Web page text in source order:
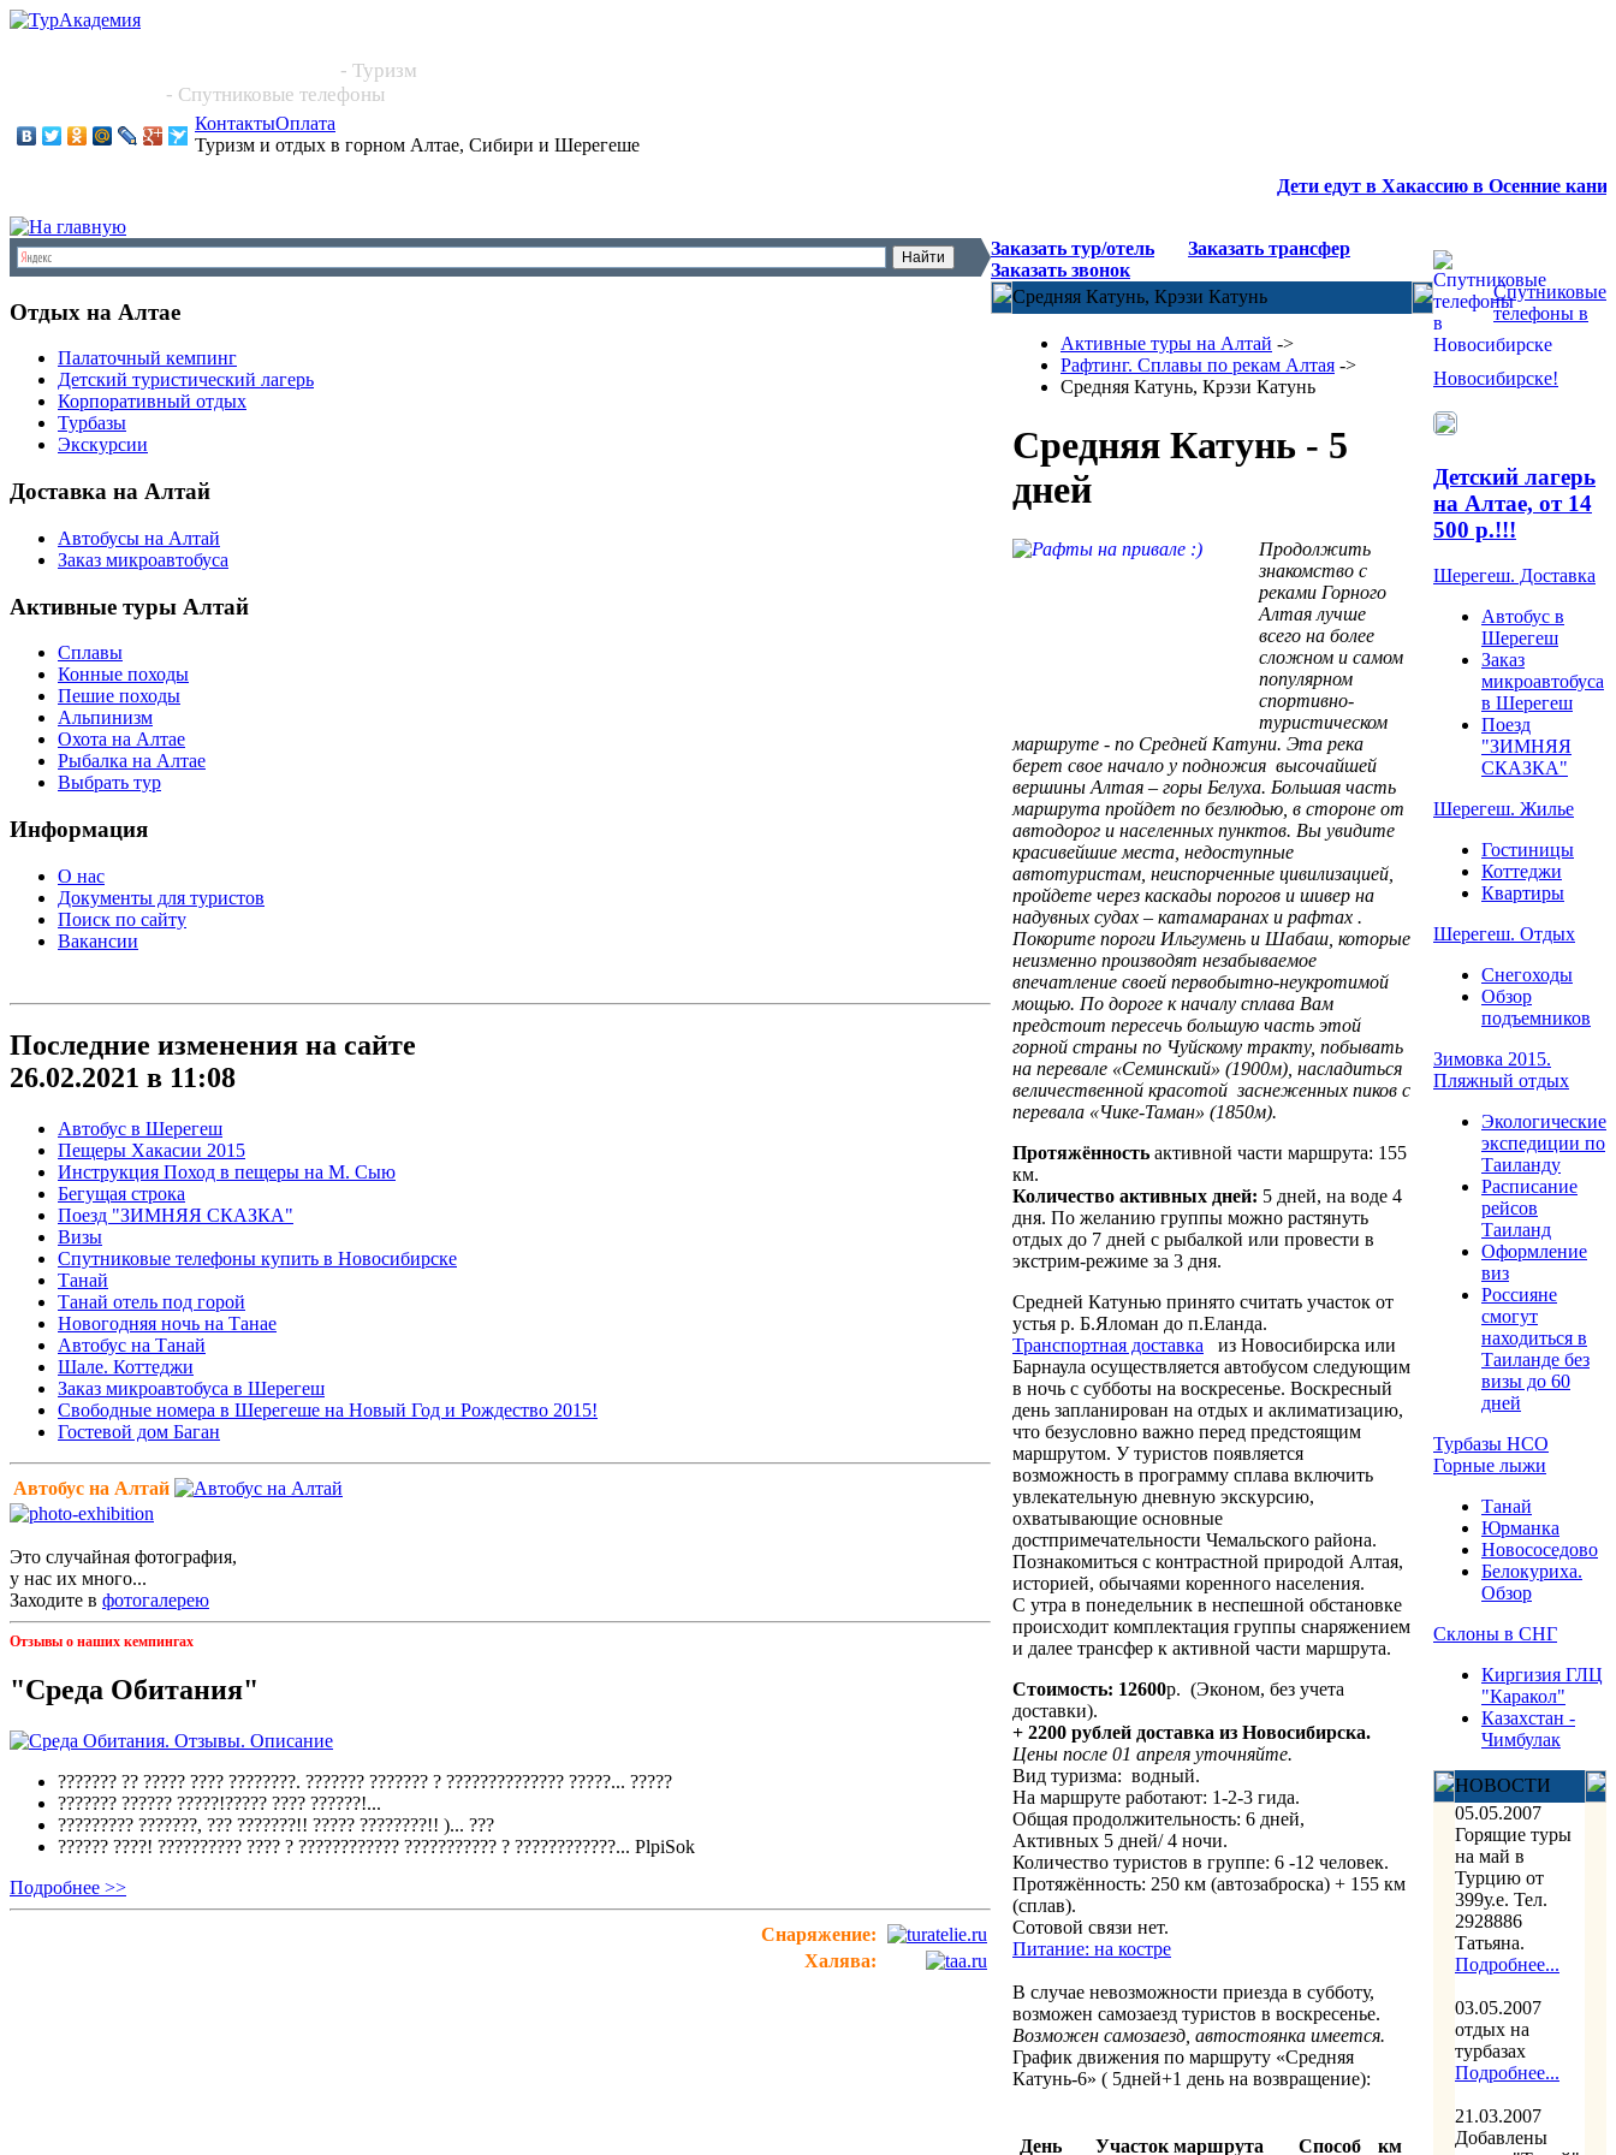
- Туризм
- Спутниковые телефоны
КонтактыОплата
Туризм и отдых в горном Алтае, Сибири и Шерегеше
Дети едут в Хакассию в Осенние
Отдых на Алтае
Палаточный кемпинг
Детский туристический лагерь
Корпоративный отдых
Турбазы
Экскурсии
Доставка на Алтай
Автобусы на Алтай
Заказ микроавтобуса
Активные туры Алтай
Сплавы
Конные походы
Пешие походы
Альпинизм
Охота на Алтае
Рыбалка на Алтае
Выбрать тур
Информация
О нас
Документы для туристов
Поиск по сайту
Вакансии
Последние изменения на сайте
26.02.2021 в 11:08
Автобус в Шерегеш
Пещеры Хакасии 2015
Инструкция Поход в пещеры на М. Сыю
Бегущая строка
Поезд "ЗИМНЯЯ СКАЗКА"
Визы
Спутниковые телефоны купить в Новосибирске
Танай
Танай отель под горой
Новогодняя ночь на Танае
Автобус на Танай
Шале. Коттеджи
Заказ микроавтобуса в Шерегеш
Свободные номера в Шерегеше на Новый Год и Рождество 2015!
Гостевой дом Баган
Автобус на Алтай
Это случайная фотография,
у нас их много...
Заходите в фотогалерею
Отзывы о наших кемпингах
"Среда Обитания"
??????? ?? ????? ???? ????????. ??????? ??????? ? ?????????????? ?????... ?????
??????? ?????? ?????!????? ???? ??????!...
????????? ???????, ??? ???????!! ????? ????????!! )... ???
?????? ????! ?????????? ???? ? ???????????? ??????????? ? ????????????... PlpiSok
Подробнее >>
Снаряжение:
Халява:
Заказать тур/отель
Заказать трансфер
Заказать звонок
Средняя Катунь, Крэзи Катунь
Активные туры на Алтай ->
Рафтинг. Сплавы по рекам Алтая ->
Средняя Катунь, Крэзи Катунь
Средняя Катунь - 5
дней
Продолжить
знакомство с
реками Горного
Алтая лучше
всего на более
сложном и самом
популярном
спортивно-
туристическом
маршруте - по Средней Катуни. Эта река
берет свое начало у подножия высочайшей
вершины Алтая – горы Белуха. Большая часть
маршрута пройдет по безлюдью, в стороне от
автодорог и населенных пунктов. Вы увидите
красивейшие места, недоступные
автотуристам, неиспорченные цивилизацией,
пройдете через каскады порогов и шивер на
надувных судах – катамаранах и рафтах .
Покорите пороги Ильгумень и Шабаш, которые
неизменно производят незабываемое
впечатление своей первобытно-неукротимой
мощью. По дороге к началу сплава Вам
предстоит пересечь большую часть этой
горной страны по Чуйскому тракту, побывать
на перевале «Семинский» (1900м), насладиться
величественной красотой заснеженных пиков с
перевала «Чике-Таман» (1850м).
Протяжённость активной части маршрута: 155
км.
Количество активных дней: 5 дней, на воде 4
дня. По желанию группы можно растянуть
отдых до 7 дней с рыбалкой или провести в
экстрим-режиме за 3 дня.
Средней Катунью принято считать участок от
устья р. Б.Яломан до п.Еланда.
Транспортная доставка из Новосибирска или
Барнаула осуществляется автобусом следующим
в ночь с субботы на воскресенье. Воскресный
день запланирован на отдых и аклиматизацию,
что безусловно важно перед предстоящим
маршрутом. У туристов появляется
возможность в программу сплава включить
увлекательную дневную экскурсию,
охватывающие основные
достпримечательности Чемальского района.
Познакомиться с контрастной природой Алтая,
историей, обычаями коренного населения.
С утра в понедельник в неспешной обстановке
происходит комплектация группы снаряжением
и далее трансфер к активной части маршрута.
Стоимость: 12600р. (Эконом, без учета
доставки).
+ 2200 рублей доставка из Новосибирска.
Цены после 01 апреля уточняйте.
Вид туризма: водный.
На маршруте работают: 1-2-3 гида.
Общая продолжительность: 6 дней,
Активных 5 дней/ 4 ночи.
Количество туристов в группе: 6 -12 человек.
Протяжённость: 250 км (автозаброска) + 155 км
(сплав).
Сотовой связи нет.
Питание: на костре
В случае невозможности приезда в субботу,
возможен самозаезд туристов в воскресенье.
Возможен самозаезд, автостоянка имеется.
График движения по маршруту «Средняя
Катунь-6» ( 5дней+1 день на возвращение):
День Участок маршрута Способ км
Спутниковые
телефоны в
Новосибирске!
Детский лагерь
на Алтае, от 14
500 р.!!!
Шерегеш. Доставка
Автобус в
Шерегеш
Заказ
микроавтобуса
в Шерегеш
Поезд
"ЗИМНЯЯ
СКАЗКА"
Шерегеш. Жилье
Гостиницы
Коттеджи
Квартиры
Шерегеш. Отдых
Снегоходы
Обзор
подъемников
Зимовка 2015.
Пляжный отдых
Экологические
экспедиции по
Таиланду
Расписание
рейсов
Таиланд
Оформление
виз
Россияне
смогут
находиться в
Таиланде без
визы до 60
дней
Турбазы НСО
Горные лыжи
Танай
Юрманка
Новососедово
Белокуриха.
Обзор
Склоны в СНГ
Киргизия ГЛЦ
"Каракол"
Казахстан -
Чимбулак
НОВОСТИ
05.05.2007
Горящие туры
на май в
Турцию от
399у.е. Тел.
2928886
Татьяна.
Подробнее...
03.05.2007
отдых на
турбазах
Подробнее...
21.03.2007
Добавлены